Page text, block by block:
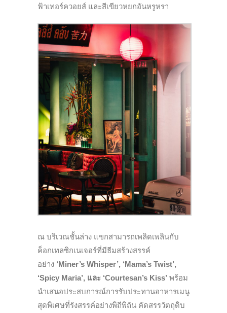
ฟ้าเทอร์ควอยส์ และสีเขียวหยกอันหรูหรา
ณ บริเวณชั้นล่าง แขกสามารถเพลิดเพลินกับ
ค็อกเทลซิกเนเจอร์ที่มีธีมสร้างสรรค์
อย่าง ‘Miner’s Whisper’, ‘Mama’s Twist’,
‘Spicy Maria’, และ ‘Courtesan’s Kiss’ พร้อม
นำเสนอประสบการณ์การรับประทานอาหารเมนู
สุดพิเศษที่รังสรรค์อย่างพิถีพิถัน คัดสรรวัตถุดิบ